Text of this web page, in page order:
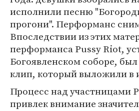
исполнили песню
прогони". Перформанс
Впоследствии из этих
перформанса Pussy Riot,
Богоявленском соборе,
клип, который выложили в
Процесс над участницами
привлек внимание